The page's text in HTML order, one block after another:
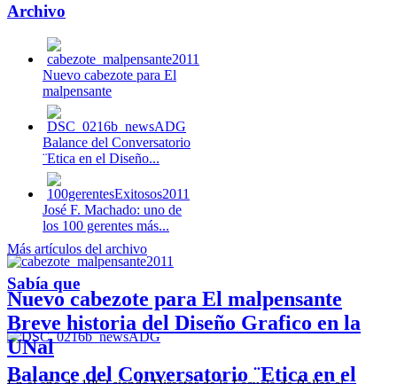
Archivo
Nuevo cabezote para El
malpensante
Balance del Conversatorio
¨Etica en el Diseño...
José F. Machado: uno de
los 100 gerentes más...
Nuevo cabezote para El malpensante
Balance del Conversatorio ¨Etica en el
Más artículos del archivo
Sabía que
Breve historia del Diseño Grafico en la
UNal